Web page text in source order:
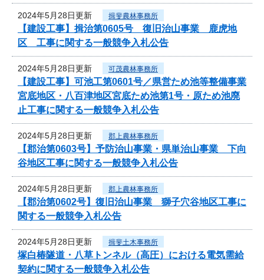
2024年5月28日更新 揖斐農林事務所
【建設工事】揖治第0605号 復旧治山事業 鹿虎地
区 工事に関する一般競争入札公告
2024年5月28日更新 可茂農林事務所
【建設工事】可池工第0601号／県営ため池等整備事業
宮底地区・八百津地区宮底ため池第1号・原ため池廃
止工事に関する一般競争入札公告
2024年5月28日更新 郡上農林事務所
【郡治第0603号】予防治山事業・県単治山事業 下向
谷地区工事に関する一般競争入札公告
2024年5月28日更新 郡上農林事務所
【郡治第0602号】復旧治山事業 獅子穴谷地区工事に
関する一般競争入札公告
2024年5月28日更新 揖斐土木事務所
塚白椿隧道・八草トンネル（高圧）における電気需給
契約に関する一般競争入札公告